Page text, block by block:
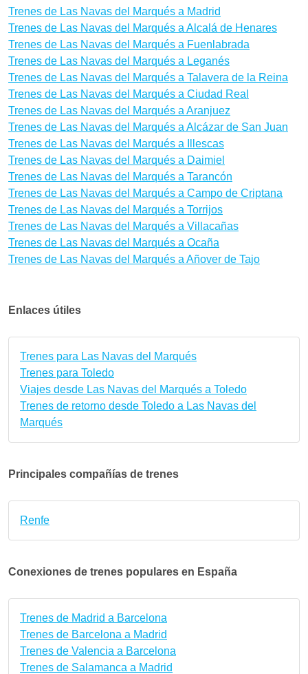
Trenes de Las Navas del Marqués a Madrid
Trenes de Las Navas del Marqués a Alcalá de Henares
Trenes de Las Navas del Marqués a Fuenlabrada
Trenes de Las Navas del Marqués a Leganés
Trenes de Las Navas del Marqués a Talavera de la Reina
Trenes de Las Navas del Marqués a Ciudad Real
Trenes de Las Navas del Marqués a Aranjuez
Trenes de Las Navas del Marqués a Alcázar de San Juan
Trenes de Las Navas del Marqués a Illescas
Trenes de Las Navas del Marqués a Daimiel
Trenes de Las Navas del Marqués a Tarancón
Trenes de Las Navas del Marqués a Campo de Criptana
Trenes de Las Navas del Marqués a Torrijos
Trenes de Las Navas del Marqués a Villacañas
Trenes de Las Navas del Marqués a Ocaña
Trenes de Las Navas del Marqués a Añover de Tajo
Enlaces útiles
Trenes para Las Navas del Marqués
Trenes para Toledo
Viajes desde Las Navas del Marqués a Toledo
Trenes de retorno desde Toledo a Las Navas del
Marqués
Principales compañías de trenes
Renfe
Conexiones de trenes populares en España
Trenes de Madrid a Barcelona
Trenes de Barcelona a Madrid
Trenes de Valencia a Barcelona
Trenes de Salamanca a Madrid